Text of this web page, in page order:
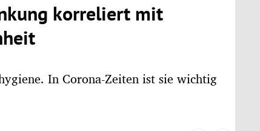
korreliert mit
In Corona-Zeiten ist sie wichtig